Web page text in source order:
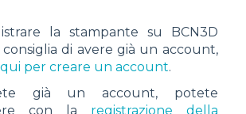
la stampante su BCN3D
consiglia di avere già un account,
per creare un account.
già un account, potete
con la registrazione della